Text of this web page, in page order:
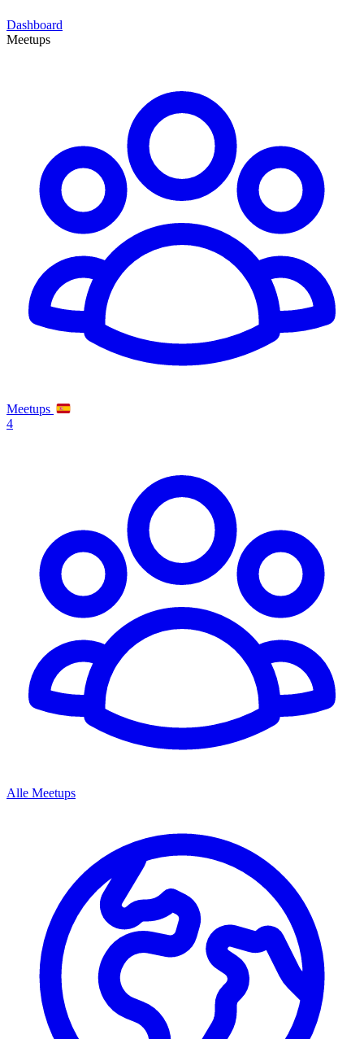
Dashboard
Meetups
Meetups
4
Alle Meetups